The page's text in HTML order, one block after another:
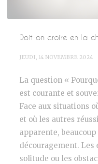
Doit-on croire en la
JEUDI, 14 NOVEMBRE 2024
La question «
est courante et
Face aux situations
et où les autres
apparente,
découragement. Les
solitude ou les